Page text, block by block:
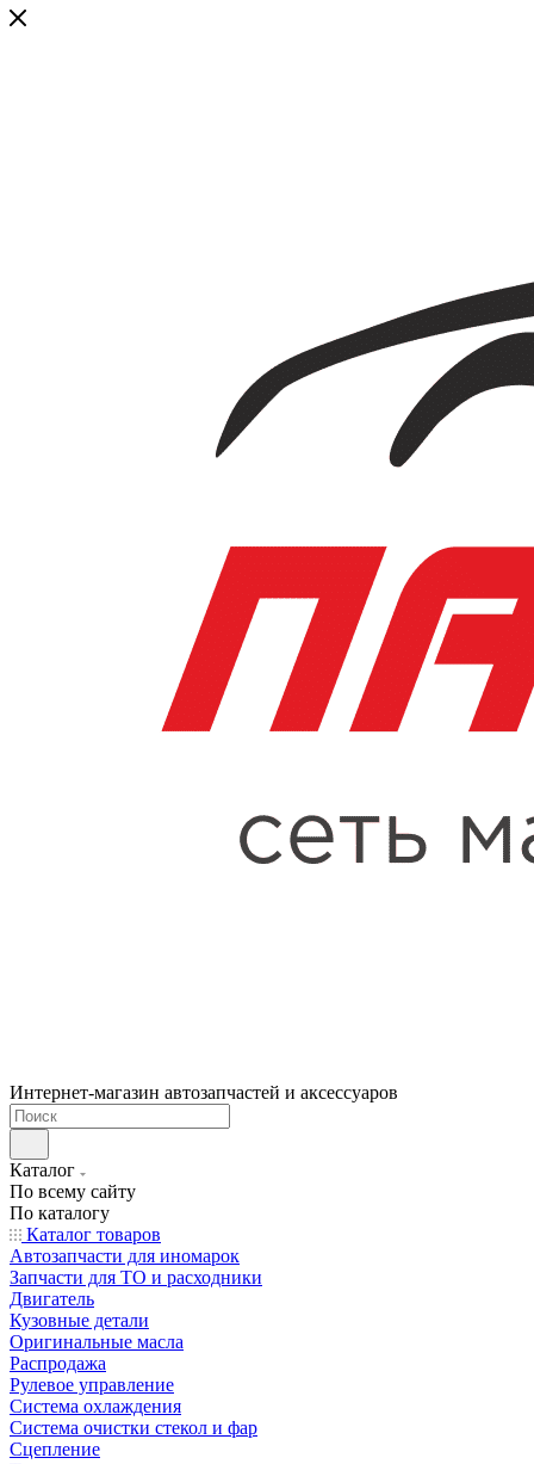
Интернет-магазин автозапчастей и аксессуаров
Каталог
По всему сайту
По каталогу
Каталог товаров
Автозапчасти для иномарок
Запчасти для ТО и расходники
Двигатель
Кузовные детали
Оригинальные масла
Распродажа
Рулевое управление
Система охлаждения
Система очистки стекол и фар
Сцепление